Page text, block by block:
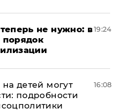
не нужно: в19:24
детей могут
подробности
16:08